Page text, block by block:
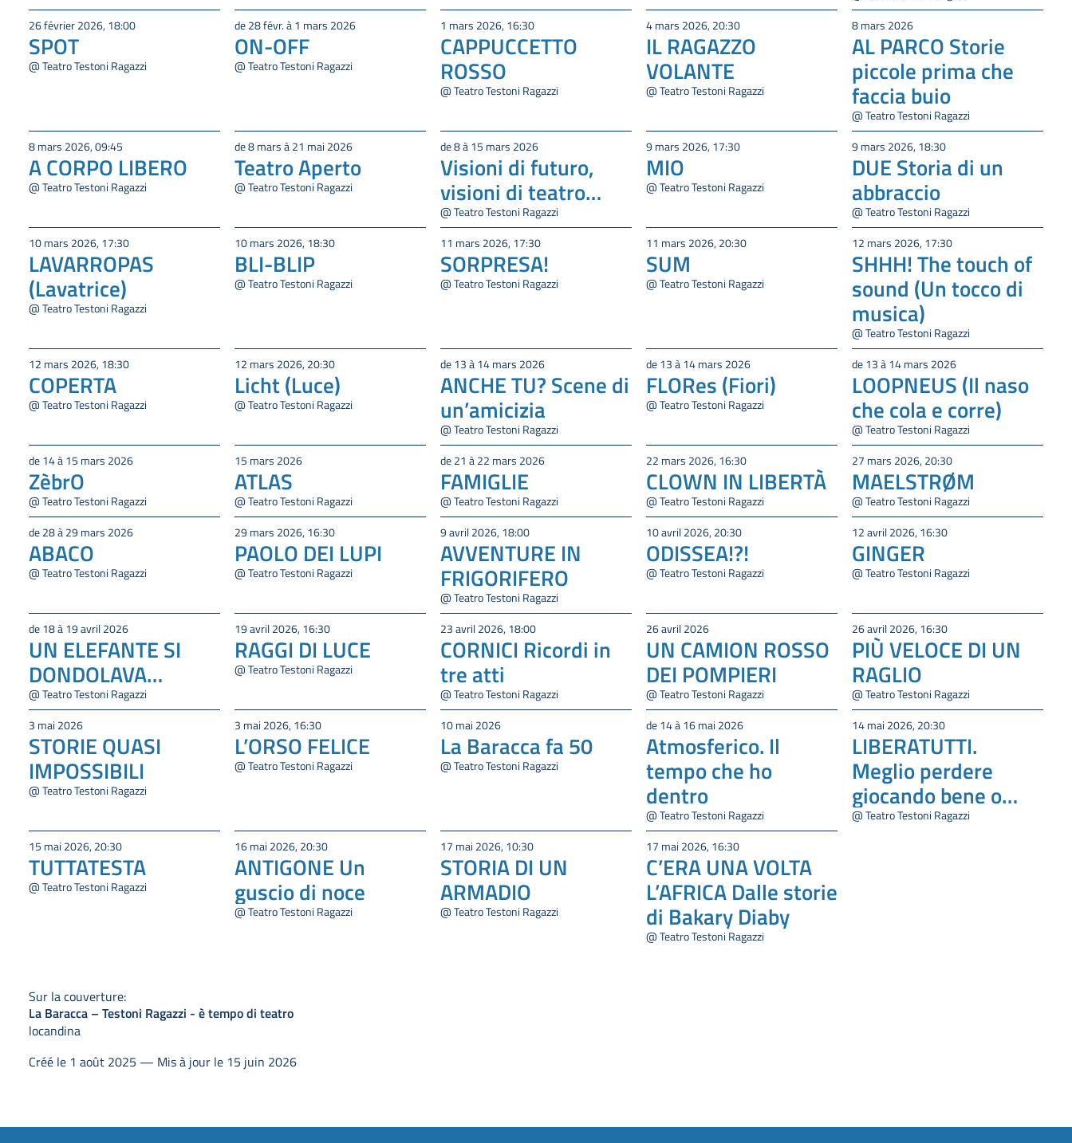
26 février 2026, 18:00
SPOT
@ Teatro Testoni Ragazzi
de 28 févr. à 1 mars 2026
ON-OFF
@ Teatro Testoni Ragazzi
1 mars 2026, 16:30
CAPPUCCETTO
ROSSO
@ Teatro Testoni Ragazzi
4 mars 2026, 20:30
IL RAGAZZO
VOLANTE
@ Teatro Testoni Ragazzi
8 mars 2026
AL PARCO Storie
piccole prima che
faccia buio
@ Teatro Testoni Ragazzi
8 mars 2026, 09:45
A CORPO LIBERO
@ Teatro Testoni Ragazzi
de 8 mars à 21 mai 2026
Teatro Aperto
@ Teatro Testoni Ragazzi
de 8 à 15 mars 2026
Visioni di futuro,
visioni di teatro…
@ Teatro Testoni Ragazzi
9 mars 2026, 17:30
MIO
@ Teatro Testoni Ragazzi
9 mars 2026, 18:30
DUE Storia di un
abbraccio
@ Teatro Testoni Ragazzi
10 mars 2026, 17:30
LAVARROPAS
(Lavatrice)
@ Teatro Testoni Ragazzi
10 mars 2026, 18:30
BLI-BLIP
@ Teatro Testoni Ragazzi
11 mars 2026, 17:30
SORPRESA!
@ Teatro Testoni Ragazzi
11 mars 2026, 20:30
SUM
@ Teatro Testoni Ragazzi
12 mars 2026, 17:30
SHHH! The touch of
sound (Un tocco di
musica)
@ Teatro Testoni Ragazzi
12 mars 2026, 18:30
COPERTA
@ Teatro Testoni Ragazzi
12 mars 2026, 20:30
Licht (Luce)
@ Teatro Testoni Ragazzi
de 13 à 14 mars 2026
ANCHE TU? Scene di
un’amicizia
@ Teatro Testoni Ragazzi
de 13 à 14 mars 2026
FLORes (Fiori)
@ Teatro Testoni Ragazzi
de 13 à 14 mars 2026
LOOPNEUS (Il naso
che cola e corre)
@ Teatro Testoni Ragazzi
de 14 à 15 mars 2026
ZèbrO
@ Teatro Testoni Ragazzi
15 mars 2026
ATLAS
@ Teatro Testoni Ragazzi
de 21 à 22 mars 2026
FAMIGLIE
@ Teatro Testoni Ragazzi
22 mars 2026, 16:30
CLOWN IN LIBERTÀ
@ Teatro Testoni Ragazzi
27 mars 2026, 20:30
MAELSTRØM
@ Teatro Testoni Ragazzi
de 28 à 29 mars 2026
ABACO
@ Teatro Testoni Ragazzi
29 mars 2026, 16:30
PAOLO DEI LUPI
@ Teatro Testoni Ragazzi
9 avril 2026, 18:00
AVVENTURE IN
FRIGORIFERO
@ Teatro Testoni Ragazzi
10 avril 2026, 20:30
ODISSEA!?!
@ Teatro Testoni Ragazzi
12 avril 2026, 16:30
GINGER
@ Teatro Testoni Ragazzi
de 18 à 19 avril 2026
UN ELEFANTE SI
DONDOLAVA…
@ Teatro Testoni Ragazzi
19 avril 2026, 16:30
RAGGI DI LUCE
@ Teatro Testoni Ragazzi
23 avril 2026, 18:00
CORNICI Ricordi in
tre atti
@ Teatro Testoni Ragazzi
26 avril 2026
UN CAMION ROSSO
DEI POMPIERI
@ Teatro Testoni Ragazzi
26 avril 2026, 16:30
PIÙ VELOCE DI UN
RAGLIO
@ Teatro Testoni Ragazzi
3 mai 2026
STORIE QUASI
IMPOSSIBILI
@ Teatro Testoni Ragazzi
3 mai 2026, 16:30
L’ORSO FELICE
@ Teatro Testoni Ragazzi
10 mai 2026
La Baracca fa 50
@ Teatro Testoni Ragazzi
de 14 à 16 mai 2026
Atmosferico. Il
tempo che ho
dentro
@ Teatro Testoni Ragazzi
14 mai 2026, 20:30
LIBERATUTTI.
Meglio perdere
giocando bene o
vincere giocando
@ Teatro Testoni Ragazzi
15 mai 2026, 20:30
TUTTATESTA
@ Teatro Testoni Ragazzi
16 mai 2026, 20:30
ANTIGONE Un
guscio di noce
@ Teatro Testoni Ragazzi
17 mai 2026, 10:30
STORIA DI UN
ARMADIO
@ Teatro Testoni Ragazzi
17 mai 2026, 16:30
C’ERA UNA VOLTA
L’AFRICA Dalle storie
di Bakary Diaby
@ Teatro Testoni Ragazzi
Sur la couverture:
La Baracca – Testoni Ragazzi - è tempo di teatro
locandina
Créé le 1 août 2025 — Mis à jour le 15 juin 2026